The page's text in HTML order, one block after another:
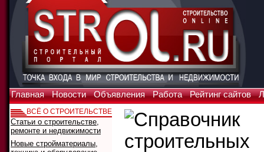
Главная Новости Объявления Работа Рейтинг сайтов
ВСЁ О СТРОИТЕЛЬСТВЕ
Статьи о строительстве,
ремонте и недвижимости
Новые стройматериалы,